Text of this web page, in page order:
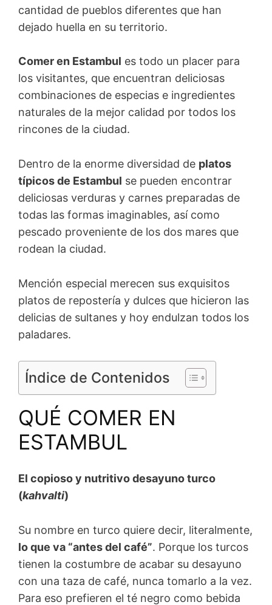
cantidad de pueblos diferentes que han
dejado huella en su territorio.
Comer en Estambul es todo un placer para
los visitantes, que encuentran deliciosas
combinaciones de especias e ingredientes
naturales de la mejor calidad por todos los
rincones de la ciudad.
Dentro de la enorme diversidad de platos
típicos de Estambul se pueden encontrar
deliciosas verduras y carnes preparadas de
todas las formas imaginables, así como
pescado proveniente de los dos mares que
rodean la ciudad.
Mención especial merecen sus exquisitos
platos de repostería y dulces que hicieron las
delicias de sultanes y hoy endulzan todos los
paladares.
Índice de Contenidos
QUÉ COMER EN
ESTAMBUL
El copioso y nutritivo desayuno turco
(kahvalti)
Su nombre en turco quiere decir, literalmente,
lo que va “antes del café”. Porque los turcos
tienen la costumbre de acabar su desayuno
con una taza de café, nunca tomarlo a la vez.
Para eso prefieren el té negro como bebida